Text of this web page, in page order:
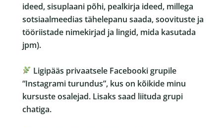
ideed, sisuplaani põhi, pealkirja ideed, millega
sotsiaalmeedias tähelepanu saada, soovituste ja
tööriistade nimekirjad ja lingid, mida kasutada
jpm).
Ligipääs privaatsele Facebooki grupile
“Instagrami turundus”, kus on kõikide minu
kursuste osalejad. Lisaks saad liituda grupi
chatiga.